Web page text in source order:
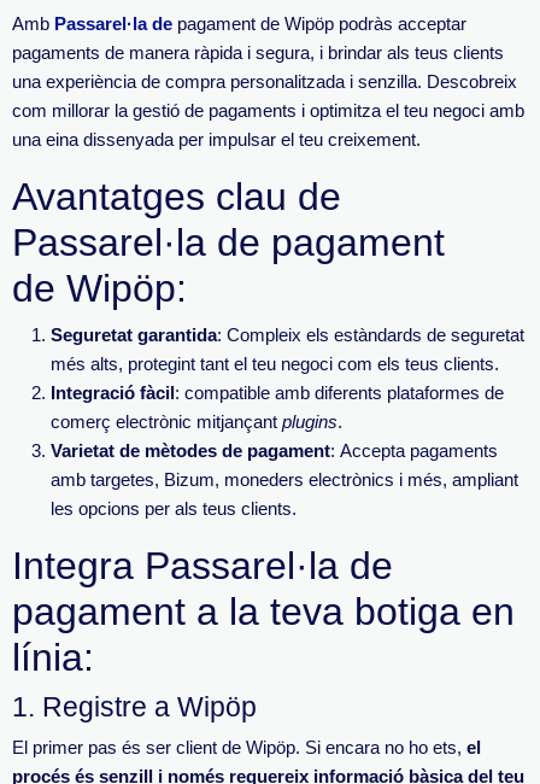
Amb Passarel·la de pagament de Wipöp podràs acceptar
pagaments de manera ràpida i segura, i brindar als teus clients
una experiència de compra personalitzada i senzilla. Descobreix
com millorar la gestió de pagaments i optimitza el teu negoci amb
una eina dissenyada per impulsar el teu creixement.
Avantatges clau de
Passarel·la de pagament
de Wipöp:
Seguretat garantida: Compleix els estàndards de seguretat
més alts, protegint tant el teu negoci com els teus clients.
Integració fàcil: compatible amb diferents plataformes de
comerç electrònic mitjançant plugins.
Varietat de mètodes de pagament: Accepta pagaments
amb targetes, Bizum, moneders electrònics i més, ampliant
les opcions per als teus clients.
Integra Passarel·la de
pagament a la teva botiga en
línia:
1. Registre a Wipöp
El primer pas és ser client de Wipöp. Si encara no ho ets, el
procés és senzill i només requereix informació bàsica del teu